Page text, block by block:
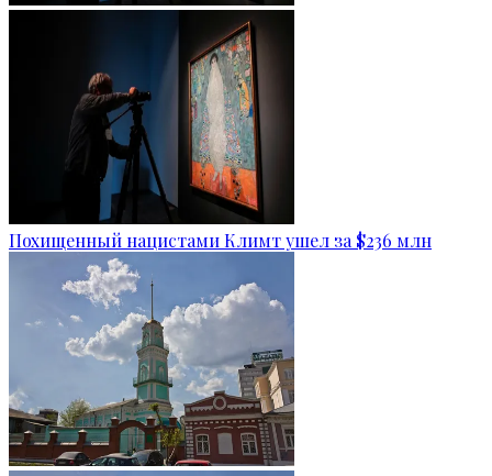
Похищенный нацистами Климт ушел за $236 млн